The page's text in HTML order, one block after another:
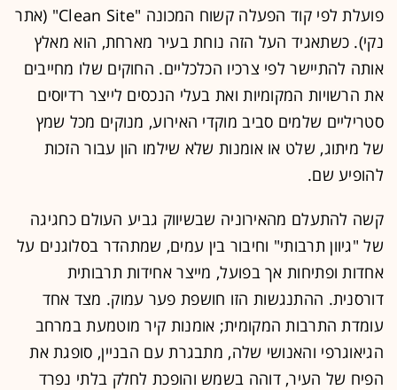
פועלת לפי קוד הפעלה קשוח המכונה "Clean Site" (אתר
נקי). כשתאגיד העל הזה נוחת בעיר מארחת, הוא מאלץ
אותה להתיישר לפי צרכיו הכלכליים. החוקים שלו מחייבים
את הרשויות המקומיות ואת בעלי הנכסים לייצר רדיוסים
סטריליים שלמים סביב מוקדי האירוע, מנוקים מכל שמץ
של מיתוג, שלט או אומנות שלא שילמו הון עבור הזכות
להופיע שם.
קשה להתעלם מהאירוניה שבשיווק גביע העולם כחגיגה
של "גיוון תרבותי" וחיבור בין עמים, שמתהדר בסלוגנים על
אחדות ופתיחות אך בפועל, מייצר אחידות תרבותית
דורסנית. ההתנגשות הזו חושפת פער עמוק. מצד אחד
עומדת התרבות המקומית; אומנות קיר מוטמעת במרחב
הגיאוגרפי והאנושי שלה, מתבגרת עם הבניין, סופגת את
הפיח של העיר, דוהה בשמש והופכת לחלק בלתי נפרד